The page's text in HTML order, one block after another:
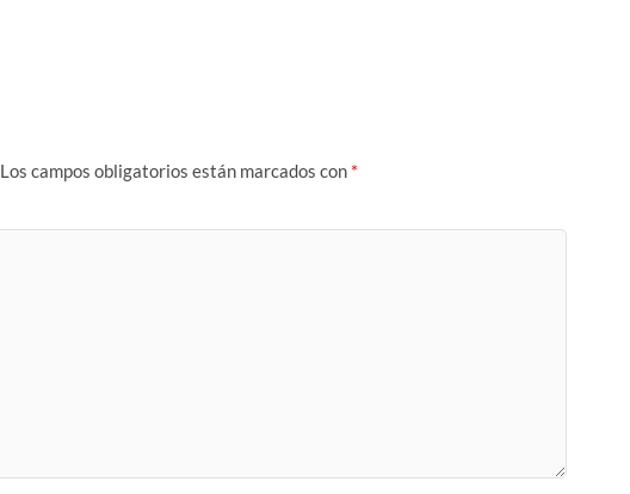
Los campos obligatorios están marcados con *